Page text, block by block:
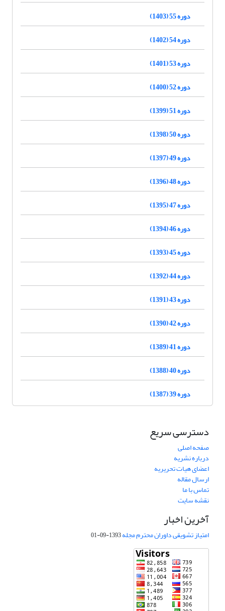
دوره 55 (1403)
دوره 54 (1402)
دوره 53 (1401)
دوره 52 (1400)
دوره 51 (1399)
دوره 50 (1398)
دوره 49 (1397)
دوره 48 (1396)
دوره 47 (1395)
دوره 46 (1394)
دوره 45 (1393)
دوره 44 (1392)
دوره 43 (1391)
دوره 42 (1390)
دوره 41 (1389)
دوره 40 (1388)
دوره 39 (1387)
دسترسی سریع
صفحه اصلی
درباره نشریه
اعضای هیات تحریریه
ارسال مقاله
تماس با ما
نقشه سایت
آخرین اخبار
امتیاز تشویقی داوران محترم مجله1393-09-01